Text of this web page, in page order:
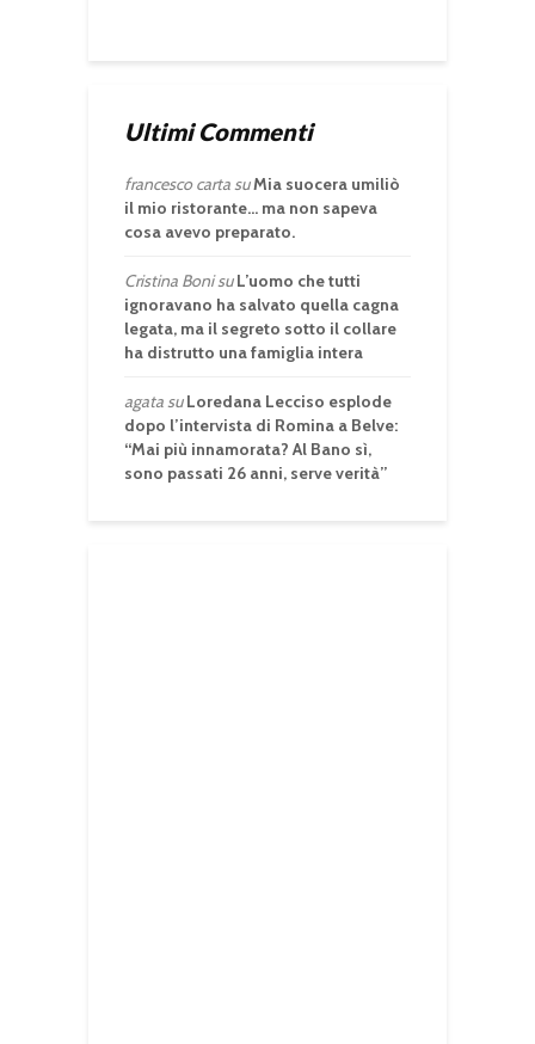
Ultimi Commenti
francesco cartasuMia suocera umiliò
il mio ristorante… ma non sapeva
cosa avevo preparato.
Cristina BonisuL’uomo che tutti
ignoravano ha salvato quella cagna
legata, ma il segreto sotto il collare
ha distrutto una famiglia intera
agatasuLoredana Lecciso esplode
dopo l’intervista di Romina a Belve:
“Mai più innamorata? Al Bano sì,
sono passati 26 anni, serve verità”